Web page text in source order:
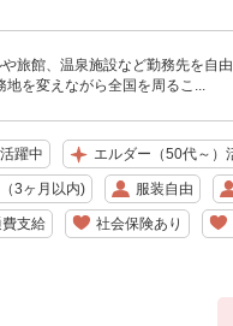
旅館、温泉施設など勤務先を自
を変えながら全国を周るこ...
躍中 エルダー（50代～）
3ヶ月以内) 服装自由
支給 社会保険あり